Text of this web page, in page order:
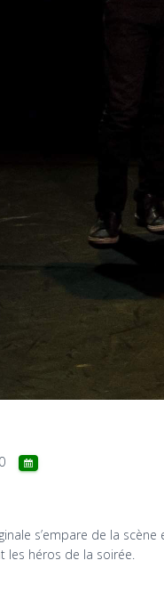
s’empare de la
héros de la soirée.